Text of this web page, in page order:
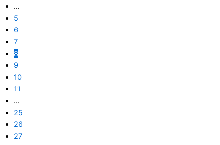
…
5
6
7
8
9
10
11
…
25
26
27